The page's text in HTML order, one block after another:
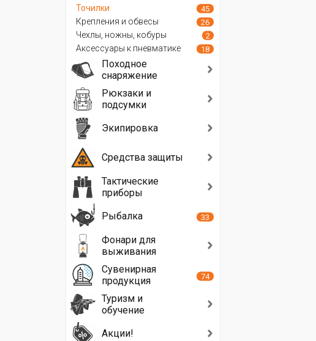
Точилки
45
Крепления и обвесы 26
Чехлы, ножны, кобуры 2
Аксессуары к пневматике 18
Походное
снаряжение
Рюкзаки и
подсумки
Экипировка
Средства защиты
Тактические
приборы
Рыбалка
33
Фонари для
выживания
Сувенирная
продукция
74
Туризм и
обучение
Акции!